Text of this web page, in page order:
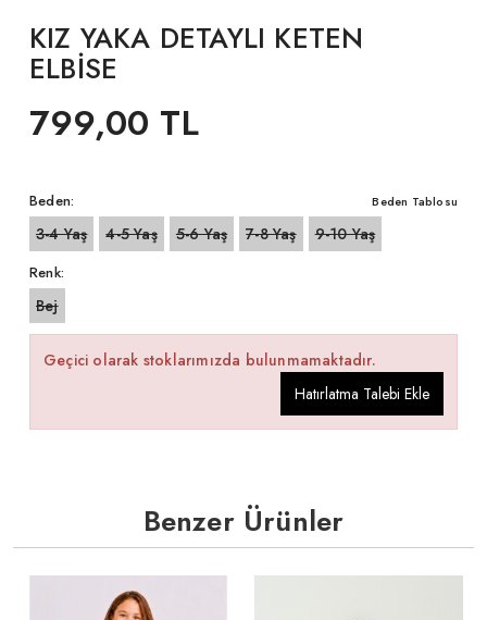
KIZ YAKA DETAYLI KETEN
ELBİSE
799,00 TL
Beden: Beden Tablosu
3-4 Yaş 4-5 Yaş 5-6 Yaş 7-8 Yaş 9-10 Yaş
Renk:
Bej
Geçici olarak stoklarımızda bulunmamaktadır.
Hatırlatma Talebi Ekle
Benzer Ürünler